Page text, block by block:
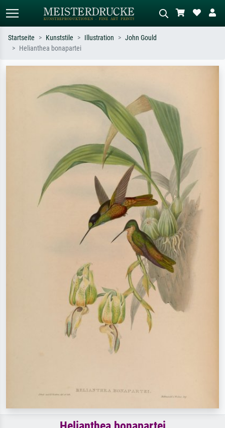
oder Stilen – z.B. Monet,
Sternennacht, Impressionismus, Welle
Ölgemälde, Stehender Akt neben einem
Baum.
Startseite Kunststile Illustration
John Gould
Helianthea bonapartei